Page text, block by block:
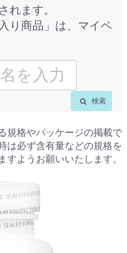
れます。
り商品」は、マイペ
検索
規格やパッケージの掲載で
は必ず含有量などの規格を
すようお願いいたします。